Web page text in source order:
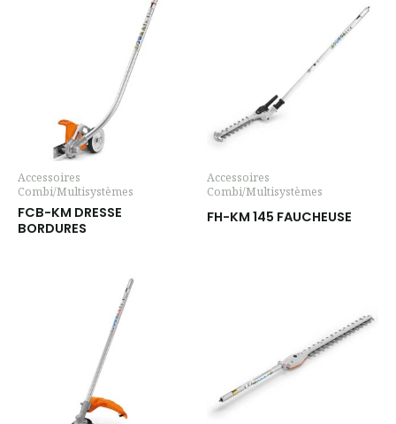
Accessoires
Combi/Multisystèmes
FCB-KM DRESSE
BORDURES
Accessoires
Combi/Multisystèmes
FH-KM 145 FAUCHEUSE